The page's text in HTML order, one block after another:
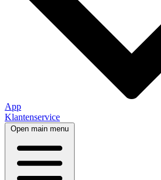
App
Klantenservice
Open main menu